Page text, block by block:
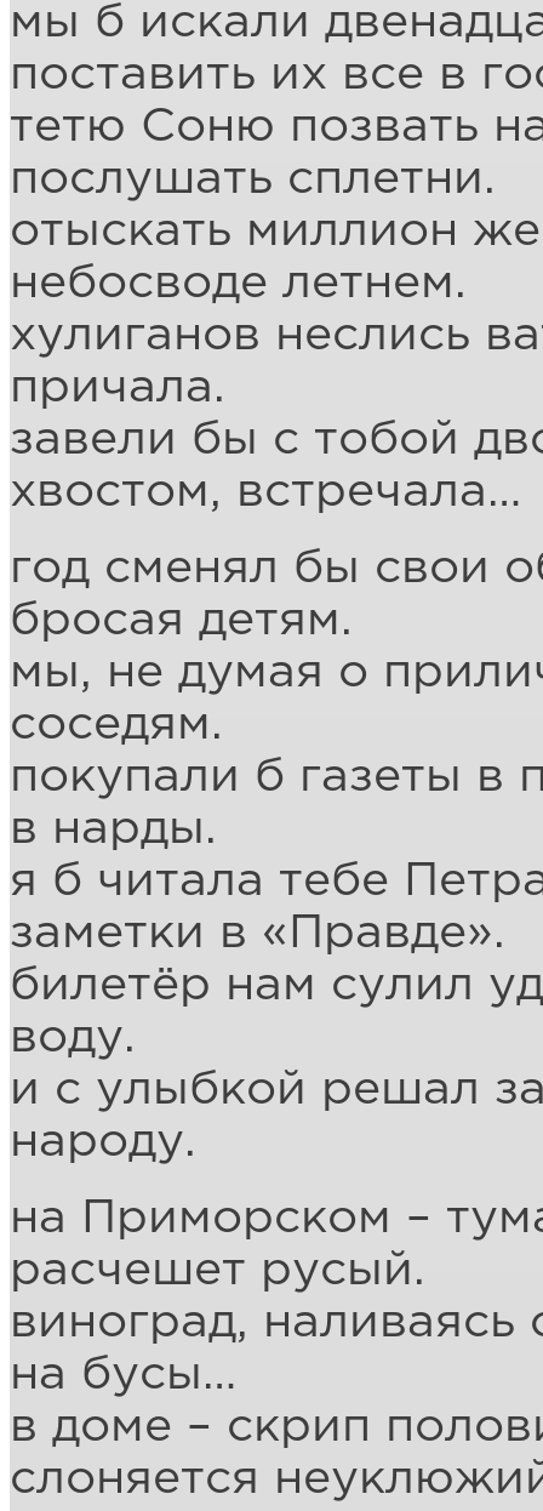
мы б искали
поставить их все в
тетю Соню позвать
послушать сплетни.
отыскать миллион
небосводе летнем.
хулиганов неслись
причала.
завели бы с тобой
хвостом, встречала…
год сменял бы свои
бросая детям.
мы, не думая о
соседям.
покупали б газеты в
в нарды.
я б читала тебе
заметки в «Правде».
билетёр нам сулил
воду.
и с улыбкой решал
народу.
на Приморском –
расчешет русый.
виноград,
на бусы…
в доме – скрип
слоняется